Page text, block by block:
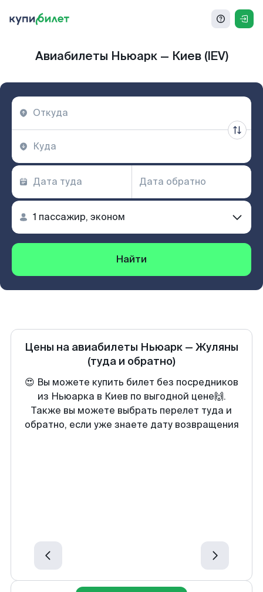
Авиабилеты Ньюарк — Киев (IEV)
Найти
Цены на авиабилеты Ньюарк — Жуляны
(туда и обратно)
😍 Вы можете купить билет без посредников
из Ньюарка в Киев по выгодной цене🙌.
Также вы можете выбрать перелет туда и
обратно, если уже знаете дату возвращения